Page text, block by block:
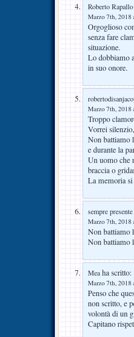
Roberto
Marzo 7th, 2018
Orgoglioso
senza fare
situazione.
Lo dobbiamo
in suo onore.
Marzo 7th, 2018
Troppo
Vorrei
Non battiamo
e durante la
Un uomo che
braccia o
La memoria
sempre presente
Marzo 7th, 2018
Non battiamo
Non battiamo
Meaha scritto:
Marzo 7th, 2018
Penso che
non scritto, e
volontà di un
Capitano